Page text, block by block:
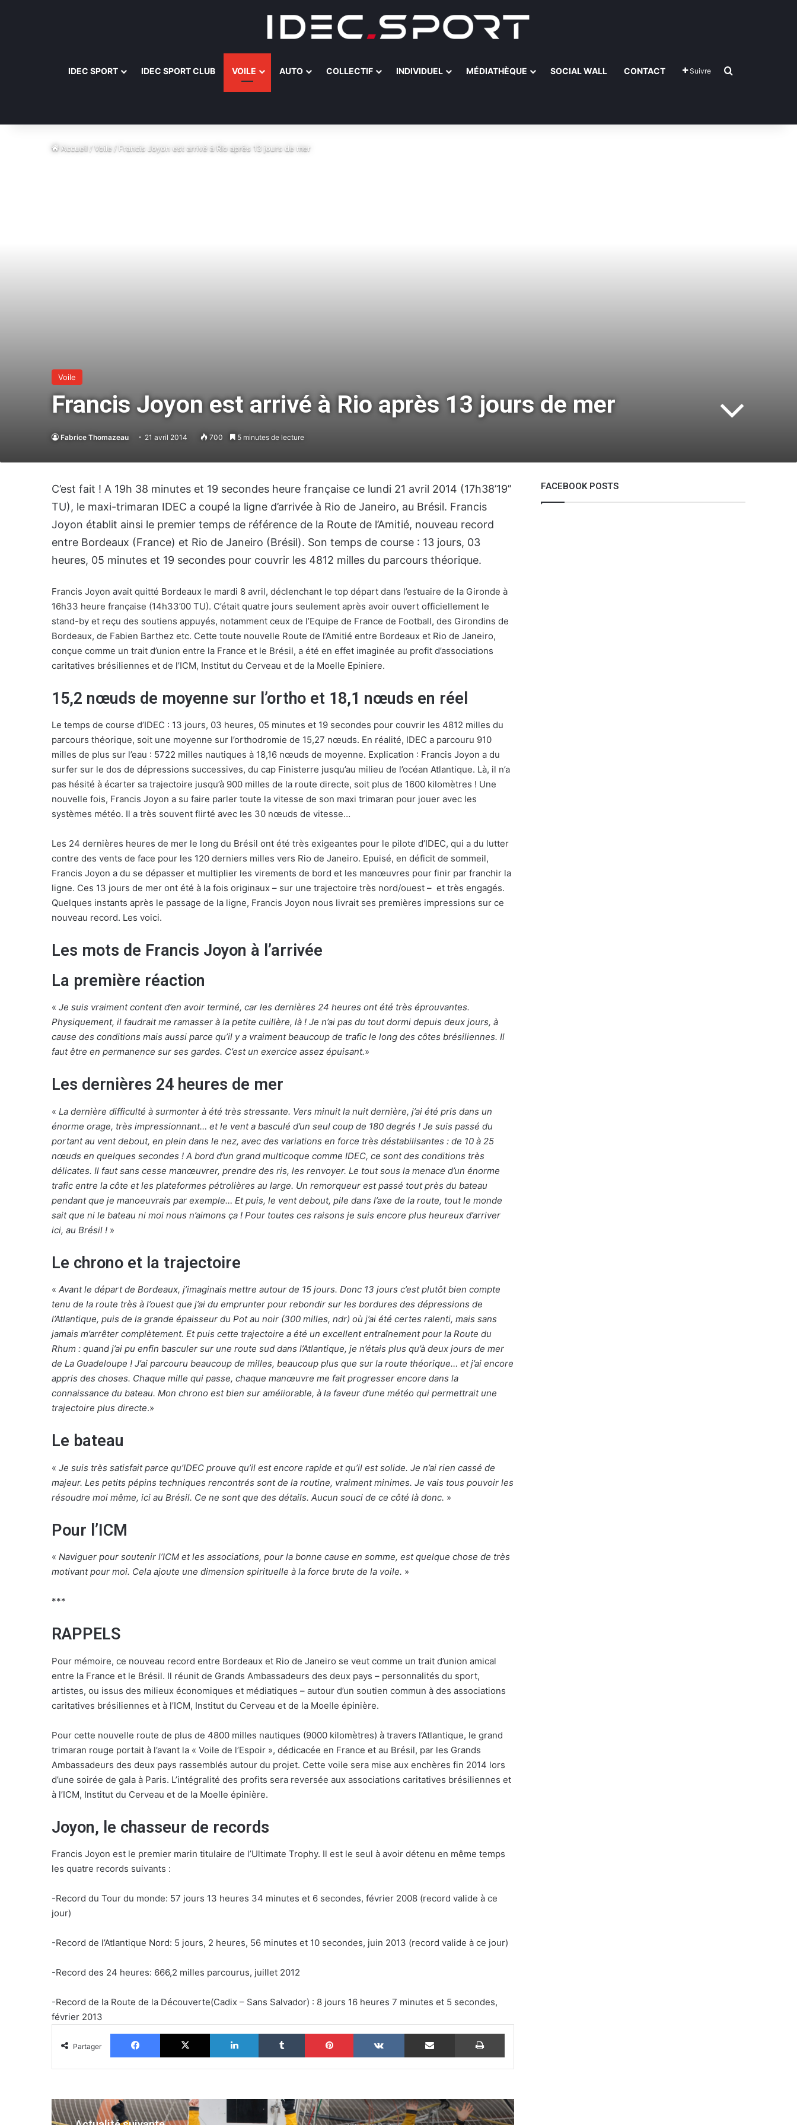
IDEC SPORT IDEC SPORT CLUB VOILE AUTO COLLECTIF INDIVIDUEL MÉDIATHÈQUE SOCIAL WALL CONTACT Suivre
Accueil /Voile/Francis Joyon est arrivé à Rio après 13 jours de mer
Voile
Francis Joyon est arrivé à Rio après 13 jours de mer
Fabrice Thomazeau 21 avril 2014 700 5 minutes de lecture
C’est fait ! A 19h 38 minutes et 19 secondes heure française ce lundi 21 avril 2014 (17h38’19’’
TU), le maxi-trimaran IDEC a coupé la ligne d’arrivée à Rio de Janeiro, au Brésil. Francis
Joyon établit ainsi le premier temps de référence de la Route de l’Amitié, nouveau record
entre Bordeaux (France) et Rio de Janeiro (Brésil). Son temps de course : 13 jours, 03
heures, 05 minutes et 19 secondes pour couvrir les 4812 milles du parcours théorique.
Francis Joyon avait quitté Bordeaux le mardi 8 avril, déclenchant le top départ dans l’estuaire de la Gironde à
16h33 heure française (14h33’00 TU). C’était quatre jours seulement après avoir ouvert officiellement le
stand-by et reçu des soutiens appuyés, notamment ceux de l’Equipe de France de Football, des Girondins de
Bordeaux, de Fabien Barthez etc. Cette toute nouvelle Route de l’Amitié entre Bordeaux et Rio de Janeiro,
conçue comme un trait d’union entre la France et le Brésil, a été en effet imaginée au profit d’associations
caritatives brésiliennes et de l’ICM, Institut du Cerveau et de la Moelle Epiniere.
15,2 nœuds de moyenne sur l’ortho et 18,1 nœuds en réel
Le temps de course d’IDEC : 13 jours, 03 heures, 05 minutes et 19 secondes pour couvrir les 4812 milles du
parcours théorique, soit une moyenne sur l’orthodromie de 15,27 nœuds. En réalité, IDEC a parcouru 910
milles de plus sur l’eau : 5722 milles nautiques à 18,16 nœuds de moyenne. Explication : Francis Joyon a du
surfer sur le dos de dépressions successives, du cap Finisterre jusqu’au milieu de l’océan Atlantique. Là, il n’a
pas hésité à écarter sa trajectoire jusqu’à 900 milles de la route directe, soit plus de 1600 kilomètres ! Une
nouvelle fois, Francis Joyon a su faire parler toute la vitesse de son maxi trimaran pour jouer avec les
systèmes météo. Il a très souvent flirté avec les 30 nœuds de vitesse…
Les 24 dernières heures de mer le long du Brésil ont été très exigeantes pour le pilote d’IDEC, qui a du lutter
contre des vents de face pour les 120 derniers milles vers Rio de Janeiro. Epuisé, en déficit de sommeil,
Francis Joyon a du se dépasser et multiplier les virements de bord et les manœuvres pour finir par franchir la
ligne. Ces 13 jours de mer ont été à la fois originaux – sur une trajectoire très nord/ouest – et très engagés.
Quelques instants après le passage de la ligne, Francis Joyon nous livrait ses premières impressions sur ce
nouveau record. Les voici.
Les mots de Francis Joyon à l’arrivée
La première réaction
« Je suis vraiment content d’en avoir terminé, car les dernières 24 heures ont été très éprouvantes.
Physiquement, il faudrait me ramasser à la petite cuillère, là ! Je n’ai pas du tout dormi depuis deux jours, à
cause des conditions mais aussi parce qu’il y a vraiment beaucoup de trafic le long des côtes brésiliennes. Il
faut être en permanence sur ses gardes. C’est un exercice assez épuisant.»
Les dernières 24 heures de mer
« La dernière difficulté à surmonter à été très stressante. Vers minuit la nuit dernière, j’ai été pris dans un
énorme orage, très impressionnant… et le vent a basculé d’un seul coup de 180 degrés ! Je suis passé du
portant au vent debout, en plein dans le nez, avec des variations en force très déstabilisantes : de 10 à 25
nœuds en quelques secondes ! A bord d’un grand multicoque comme IDEC, ce sont des conditions très
délicates. Il faut sans cesse manœuvrer, prendre des ris, les renvoyer. Le tout sous la menace d’un énorme
trafic entre la côte et les plateformes pétrolières au large. Un remorqueur est passé tout près du bateau
pendant que je manoeuvrais par exemple… Et puis, le vent debout, pile dans l’axe de la route, tout le monde
sait que ni le bateau ni moi nous n’aimons ça ! Pour toutes ces raisons je suis encore plus heureux d’arriver
ici, au Brésil ! »
Le chrono et la trajectoire
« Avant le départ de Bordeaux, j’imaginais mettre autour de 15 jours. Donc 13 jours c’est plutôt bien compte
tenu de la route très à l’ouest que j’ai du emprunter pour rebondir sur les bordures des dépressions de
l’Atlantique, puis de la grande épaisseur du Pot au noir (300 milles, ndr) où j’ai été certes ralenti, mais sans
jamais m’arrêter complètement. Et puis cette trajectoire a été un excellent entraînement pour la Route du
Rhum : quand j’ai pu enfin basculer sur une route sud dans l’Atlantique, je n’étais plus qu’à deux jours de mer
de La Guadeloupe ! J’ai parcouru beaucoup de milles, beaucoup plus que sur la route théorique… et j’ai encore
appris des choses. Chaque mille qui passe, chaque manœuvre me fait progresser encore dans la
connaissance du bateau. Mon chrono est bien sur améliorable, à la faveur d’une météo qui permettrait une
trajectoire plus directe.»
Le bateau
« Je suis très satisfait parce qu’IDEC prouve qu’il est encore rapide et qu’il est solide. Je n’ai rien cassé de
majeur. Les petits pépins techniques rencontrés sont de la routine, vraiment minimes. Je vais tous pouvoir les
résoudre moi même, ici au Brésil. Ce ne sont que des détails. Aucun souci de ce côté là donc. »
Pour l’ICM
« Naviguer pour soutenir l’ICM et les associations, pour la bonne cause en somme, est quelque chose de très
motivant pour moi. Cela ajoute une dimension spirituelle à la force brute de la voile. »
***
RAPPELS
Pour mémoire, ce nouveau record entre Bordeaux et Rio de Janeiro se veut comme un trait d’union amical
entre la France et le Brésil. Il réunit de Grands Ambassadeurs des deux pays – personnalités du sport,
artistes, ou issus des milieux économiques et médiatiques – autour d’un soutien commun à des associations
caritatives brésiliennes et à l’ICM, Institut du Cerveau et de la Moelle épinière.
Pour cette nouvelle route de plus de 4800 milles nautiques (9000 kilomètres) à travers l’Atlantique, le grand
trimaran rouge portait à l’avant la « Voile de l’Espoir », dédicacée en France et au Brésil, par les Grands
Ambassadeurs des deux pays rassemblés autour du projet. Cette voile sera mise aux enchères fin 2014 lors
d’une soirée de gala à Paris. L’intégralité des profits sera reversée aux associations caritatives brésiliennes et
à l’ICM, Institut du Cerveau et de la Moelle épinière.
Joyon, le chasseur de records
Francis Joyon est le premier marin titulaire de l’Ultimate Trophy. Il est le seul à avoir détenu en même temps
les quatre records suivants :
-Record du Tour du monde: 57 jours 13 heures 34 minutes et 6 secondes, février 2008 (record valide à ce
jour)
-Record de l’Atlantique Nord: 5 jours, 2 heures, 56 minutes et 10 secondes, juin 2013 (record valide à ce jour)
-Record des 24 heures: 666,2 milles parcourus, juillet 2012
-Record de la Route de la Découverte(Cadix – Sans Salvador) : 8 jours 16 heures 7 minutes et 5 secondes,
février 2013
Partager
Facebook X Linkedin Tumblr Pinterest VKontakte Partager par email Imprimer
The Famous Project CIC : un record du
L’HISTOIRE
FACEBOOK POSTS